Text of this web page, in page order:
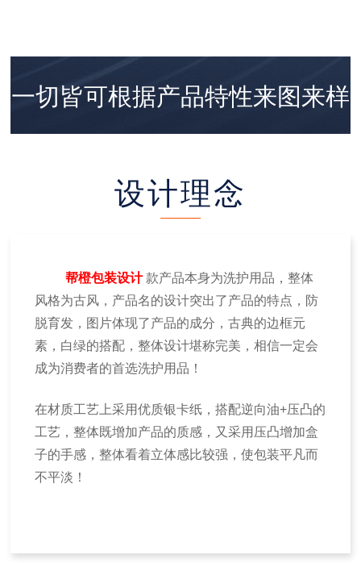
一切皆可根据产品特性来图来样
个性策划与定制！
设计理念
帮橙包装设计 款产品本身为洗护用品，整体
风格为古风，产品名的设计突出了产品的特点，防
脱育发，图片体现了产品的成分，古典的边框元
素，白绿的搭配，整体设计堪称完美，相信一定会
成为消费者的首选洗护用品！
在材质工艺上采用优质银卡纸，搭配逆向油+压凸的
工艺，整体既增加产品的质感，又采用压凸增加盒
子的手感，整体看着立体感比较强，使包装平凡而
不平淡！